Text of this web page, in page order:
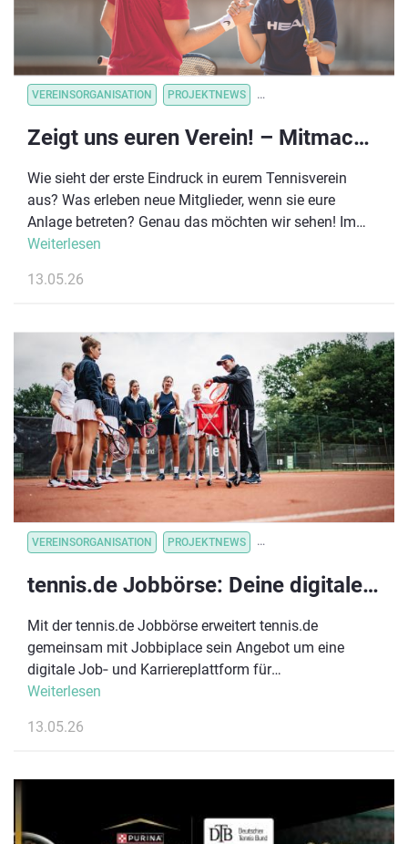
VEREINSORGANISATION PROJEKTNEWS VEREINSORGANISATION
Zeigt uns euren Verein! – Mitmachaktion zu „Deutschland spielt Tennis“ gestartet #DEUTSCHLANDSPIELTTENNIS
Wie sieht der erste Eindruck in eurem Tennisverein
aus? Was erleben neue Mitglieder, wenn sie eure
Anlage betreten? Genau das möchten wir sehen! Im
Rahmen von „Deutschland spielt Tennis“ startet ab
ganz Deutschland. Gesucht werden kurze,
von euch.
Weiterlesen
13.05.26
VEREINSORGANISATION PROJEKTNEWS VEREINSVERWALTUNG
tennis.de Jobbörse: Deine digitale Karriereplattform im Tennissport
Mit der tennis.de Jobbörse erweitert tennis.de
gemeinsam mit Jobbiplace sein Angebot um eine
digitale Job‑ und Karriereplattform für
TennisDeutschland. Ziel ist es, Mitglieder, Spieler:innen,
Arbeitgebern aus der Region zu vernetzen und
zu machen.
Weiterlesen
13.05.26